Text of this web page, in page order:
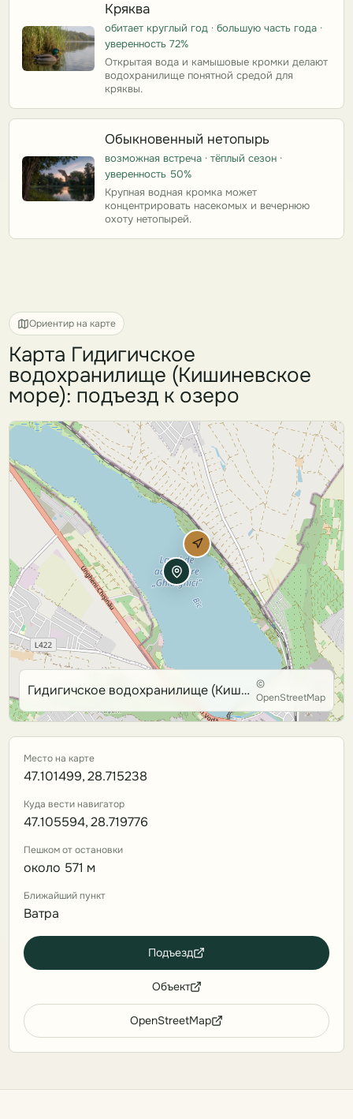
Кряква
обитает круглый год · большую часть года ·
уверенность 72%
Открытая вода и камышовые кромки делают
водохранилище понятной средой для
кряквы.
Обыкновенный нетопырь
возможная встреча · тёплый сезон ·
уверенность 50%
Крупная водная кромка может
концентрировать насекомых и вечернюю
охоту нетопырей.
Ориентир на карте
Карта Гидигичское
водохранилище (Кишиневское
море): подъезд к озеро
Гидигичское водохранилище (Кишиневское море) ©
OpenStreetMap
Место на карте
47.101499, 28.715238
Куда вести навигатор
47.105594, 28.719776
Пешком от остановки
около 571 м
Ближайший пункт
Ватра
Подъезд
Объект
OpenStreetMap